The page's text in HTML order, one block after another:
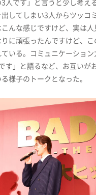
してしまい3人からツッコ
んな感じですけど、実は
に頑張ったんですけど、
いる。コミュニケーショ
す」と語るなど、お互いが
様子のトークとなった。